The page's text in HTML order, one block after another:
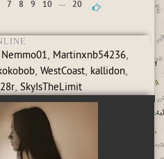
7 8 9 10 ... 20
Nemmo01, Martinxnb54236,
, WestCoast, kallidon,
,SkyIsTheLimit